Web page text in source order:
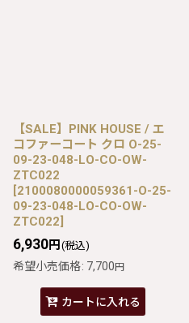
【SALE】PINK HOUSE / エ
コファーコート クロ O-25-
09-23-048-LO-CO-OW-
ZTC022
[2100080000059361-O-25-
09-23-048-LO-CO-OW-
ZTC022]
6,930円 (税込)
希望小売価格: 7,700円
カートに入れる